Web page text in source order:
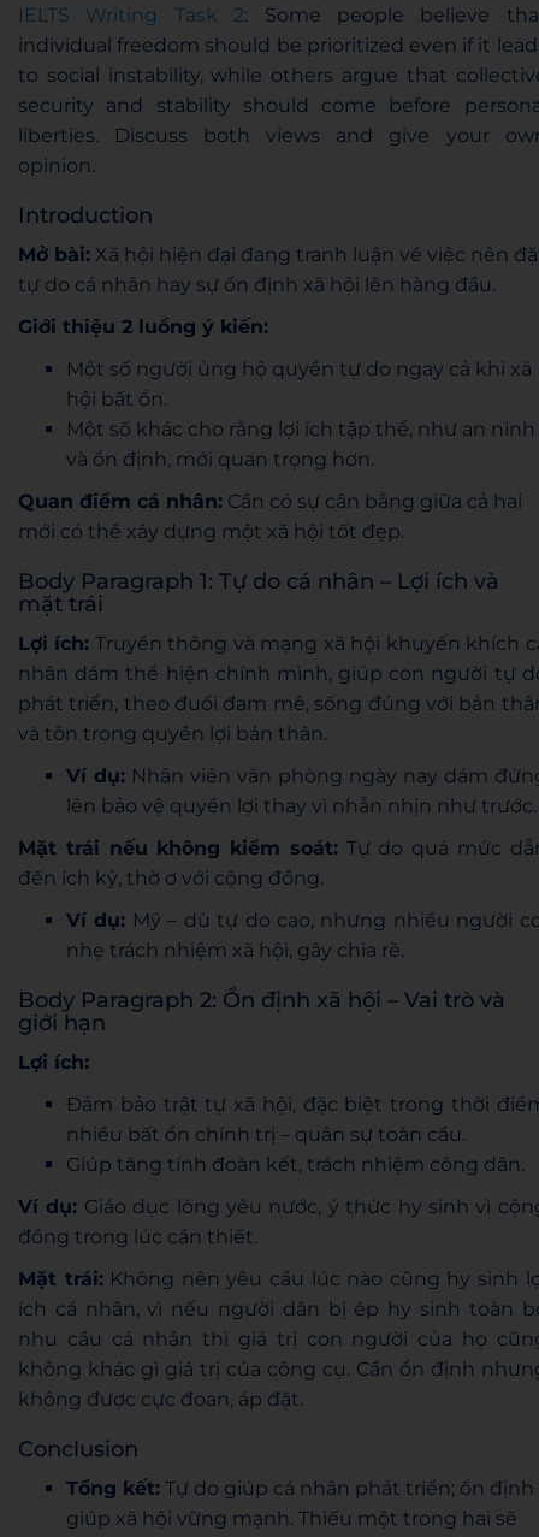
IELTS Writing Task 2: Some people believe
individual freedom should be prioritized even if it
to social instability, while others argue that
security and stability should come before
liberties. Discuss both views and give your
opinion.
Introduction
Mở bài: Xã hội hiện đại đang tranh luận về việc nên
tự do cá nhân hay sự ổn định xã hội lên hàng đầu.
Giới thiệu 2 luồng ý kiến:
Một số người ủng hộ quyền tự do ngay cả khi xã
hội bất ổn.
Một số khác cho rằng lợi ích tập thể, như an ninh
và ổn định, mới quan trọng hơn.
Quan điểm cá nhân: Cần có sự cân bằng giữa cả hai
mới có thể xây dựng một xã hội tốt đẹp.
Body Paragraph 1: Tự do cá nhân – Lợi ích và
mặt trái
Lợi ích: Truyền thông và mạng xã hội khuyến khích
nhân dám thể hiện chính mình, giúp con người tự
phát triển, theo đuổi đam mê, sống đúng với bản
và tôn trọng quyền lợi bản thân.
Ví dụ:Nhân viên văn phòng ngày nay dám
lên bảo vệ quyền lợi thay vì nhẫn nhịn như trước.
Mặt trái nếu không kiểm soát:Tự do quá mức
đến ích kỷ, thờ ơ với cộng đồng.
Ví dụ: Mỹ – dù tự do cao, nhưng nhiều người
nhẹ trách nhiệm xã hội, gây chia rẽ.
Body Paragraph 2: Ổn định xã hội – Vai trò và
giới hạn
Lợi ích:
Đảm bảo trật tự xã hội, đặc biệt trong thời
nhiều bất ổn chính trị – quân sự toàn cầu.
Giúp tăng tính đoàn kết, trách nhiệm công dân.
Ví dụ: Giáo dục lòng yêu nước, ý thức hy sinh vì
đồng trong lúc cần thiết.
Mặt trái:Không nên yêu cầu lúc nào cũng hy sinh
ích cá nhân, vì nếu người dân bị ép hy sinh toàn
nhu cầu cá nhân thì giá trị con người của họ
không khác gì giá trị của công cụ. Cần ổn định
không được cực đoan, áp đặt.
Conclusion
Tổng kết: Tự do giúp cá nhân phát triển; ổn định
giúp xã hội vững mạnh. Thiếu một trong hai sẽ